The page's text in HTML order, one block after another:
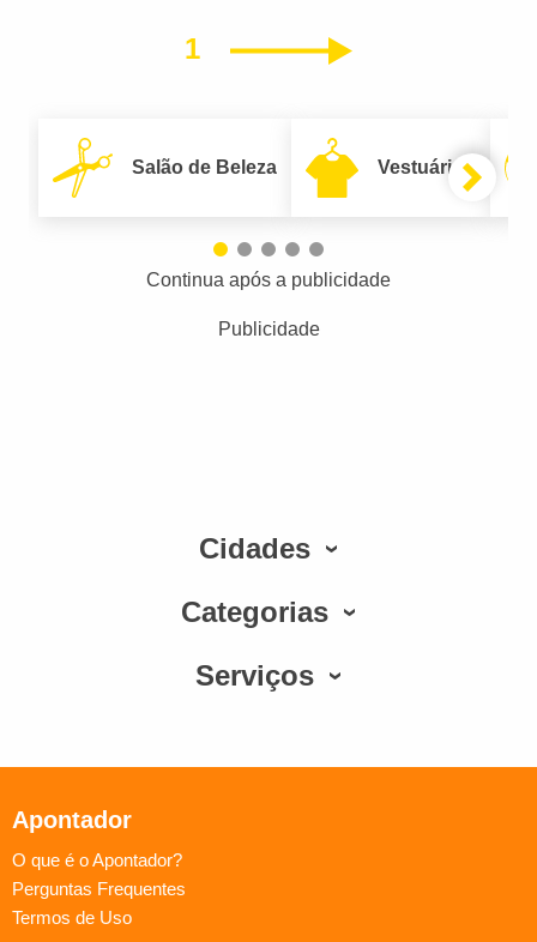
1 Próximo
Salão de Beleza Vestuário
Continua após a publicidade
Publicidade
Cidades
Categorias
Serviços
Apontador
O que é o Apontador?
Perguntas Frequentes
Termos de Uso